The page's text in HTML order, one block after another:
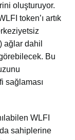
oluşturuyor.
token’ı artık
ağlar dahil
Bu
sağlaması
WLFI
sahiplerine